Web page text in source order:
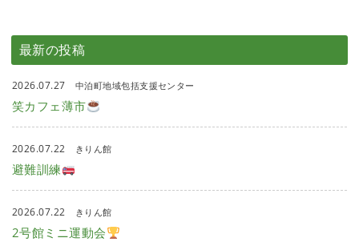
最新の投稿
2026.07.27 中泊町地域包括支援センター
笑カフェ薄市
2026.07.22 きりん館
避難訓練
2026.07.22 きりん館
2号館ミニ運動会